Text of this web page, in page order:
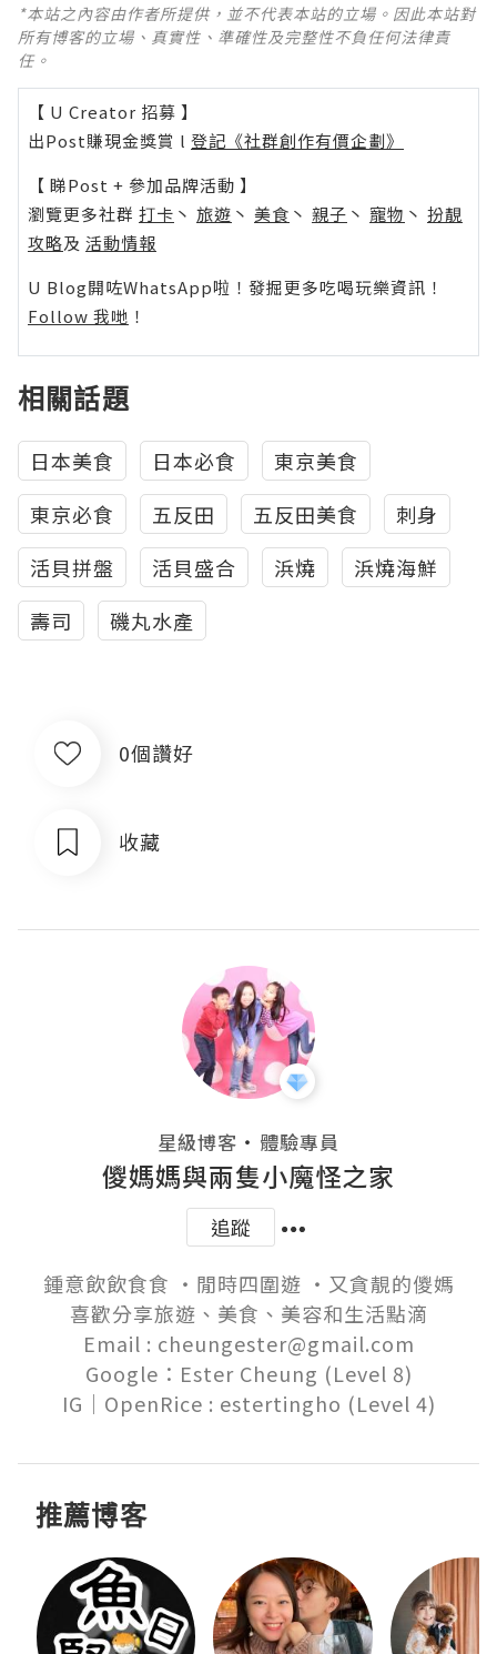
*本站之內容由作者所提供，並不代表本站的立場。因此本站對
所有博客的立場、真實性、準確性及完整性不負任何法律責
任。
【 U Creator 招募 】
出Post賺現金獎賞 l 登記《社群創作有價企劃》
【 睇Post + 參加品牌活動 】
瀏覽更多社群 打卡 丶 旅遊 丶 美食 丶 親子 丶 寵物 丶 扮靚
攻略及 活動情報
U Blog開咗WhatsApp啦！發掘更多吃喝玩樂資訊！
Follow 我哋 ！
相關話題
日本美食 日本必食
東京美食
東京必食
五反田 五反田美食
刺身
活貝拼盤
活貝盛合 浜燒
浜燒海鮮
壽司
磯丸水產
0個讚好
收藏
星級博客 ・ 體驗專員
儍媽媽與兩隻小魔怪之家
追蹤
鍾意飲飲食食 ‧閒時四圍遊 ‧又貪靚的儍媽
喜歡分享旅遊、美食、美容和生活點滴
Email : cheungester@gmail.com
Google：Ester Cheung (Level 8)
推薦博客